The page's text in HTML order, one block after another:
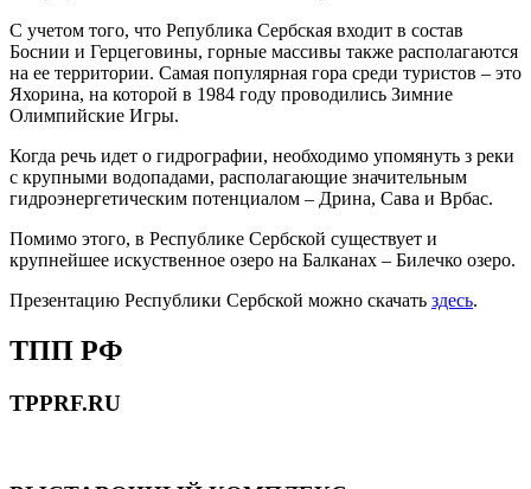
С учетом того, что Република Сербская входит в состав
Боснии и Герцеговины, горные массивы также располагаются
на ее территории. Самая популярная гора среди туристов – это
Яхорина, на которой в 1984 году проводились Зимние
Олимпийские Игры.
Когда речь идет о гидрографии, необходимо упомянуть з реки
с крупными водопадами, располагающие значительным
гидроэнергетическим потенциалом – Дрина, Сава и Врбас.
Помимо этого, в Республике Сербской существует и
крупнейшее искуственное озеро на Балканах – Билечко озеро.
Презентацию Республики Сербской можно скачать здесь.
ТПП РФ
TPPRF.RU